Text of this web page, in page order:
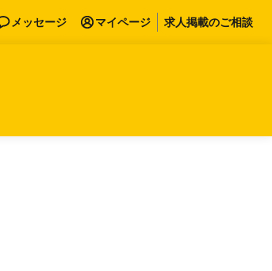
メッセージ マイページ 求人掲載のご相談